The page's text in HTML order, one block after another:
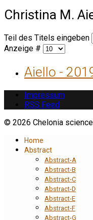
Christina M.
Teil des Titels eingeben
Anzeige #
Aiello -
Impressum
RSS Feed
© 2026 Chelonia science
Home
Abstract
Abstract-A
Abstract-B
Abstract-C
Abstract-D
Abstract-E
Abstract-F
Abstract-G